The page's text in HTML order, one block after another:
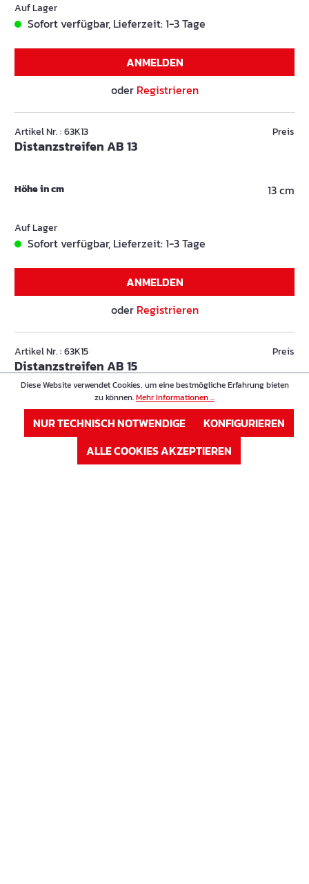
Auf Lager
Sofort verfügbar, Lieferzeit: 1-3 Tage
ANMELDEN
oder Registrieren
Artikel Nr. : 63K13
Distanzstreifen AB 13
Preis
Höhe in cm 13 cm
Auf Lager
Sofort verfügbar, Lieferzeit: 1-3 Tage
ANMELDEN
oder Registrieren
Artikel Nr. : 63K15
Distanzstreifen AB 15
Preis
Höhe in cm 15 cm
Sofort verfügbar, Lieferzeit: 1-3 Tage
Diese Website verwendet Cookies, um eine bestmögliche Erfahrung bieten
zu können.Mehr Informationen ...
NUR TECHNISCH NOTWENDIGE
KONFIGURIEREN
ALLE COOKIES AKZEPTIEREN